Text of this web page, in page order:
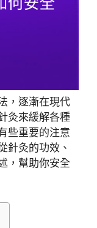
，逐漸在現代
灸來緩解各種
些重要的注意
針灸的功效、
，幫助你安全